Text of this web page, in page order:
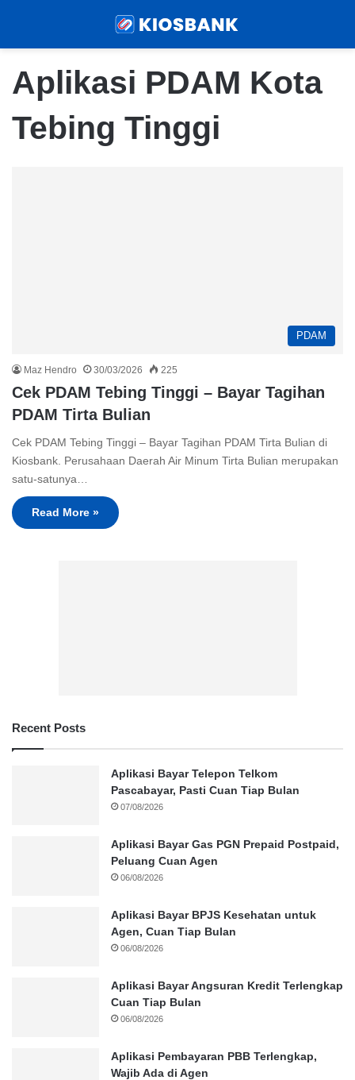
Aplikasi PDAM Kota
Tebing Tinggi
PDAM
Maz Hendro 30/03/2026 225
Cek PDAM Tebing Tinggi – Bayar Tagihan
PDAM Tirta Bulian
Cek PDAM Tebing Tinggi – Bayar Tagihan PDAM Tirta Bulian di
Kiosbank. Perusahaan Daerah Air Minum Tirta Bulian merupakan
satu-satunya…
Read More »
Recent Posts
Aplikasi Bayar Telepon Telkom
Pascabayar, Pasti Cuan Tiap Bulan
07/08/2026
Aplikasi Bayar Gas PGN Prepaid Postpaid,
Peluang Cuan Agen
06/08/2026
Aplikasi Bayar BPJS Kesehatan untuk
Agen, Cuan Tiap Bulan
06/08/2026
Aplikasi Bayar Angsuran Kredit Terlengkap
Cuan Tiap Bulan
06/08/2026
Aplikasi Pembayaran PBB Terlengkap,
Wajib Ada di Agen